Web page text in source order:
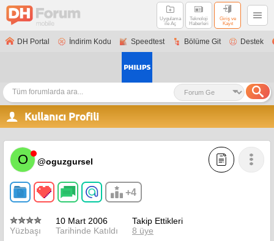
Uygulama
ile Aç
Teknoloji
Haberleri
Giriş ve
Kayıt
DH Portal İndirim Kodu Speedtest Bölüme Git Destek
Kullanıcı Profili
O @oguzgursel
+4
Yüzbaşı
10 Mart 2006
Tarihinde Katıldı
Takip Ettikleri
8 üye